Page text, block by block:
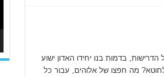
בדמות בנו יחידו האדון ישוע
לחוטא? מה חפצו של אלוהים, עבור כל